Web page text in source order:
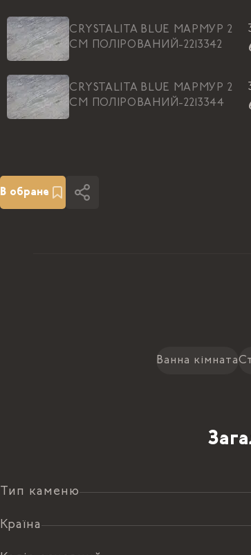
CRYSTALITA BLUE МАРМУР 2
CM ПОЛIРОВАНИЙ-2213342
CRYSTALITA BLUE МАРМУР 2
CM ПОЛIРОВАНИЙ-2213344
В обране
Ванна кімната
Тип каменю
Країна